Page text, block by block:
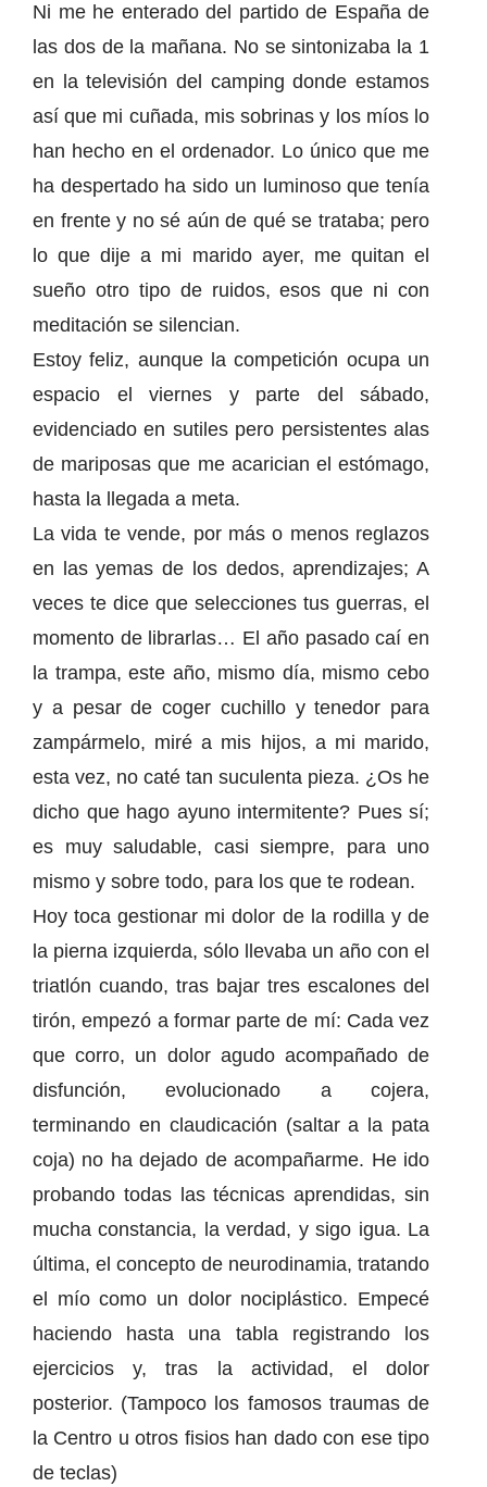
Ni me he enterado del partido de España de
las dos de la mañana. No se sintonizaba la 1
en la televisión del camping donde estamos
así que mi cuñada, mis sobrinas y los míos lo
han hecho en el ordenador. Lo único que me
ha despertado ha sido un luminoso que tenía
en frente y no sé aún de qué se trataba; pero
lo que dije a mi marido ayer, me quitan el
sueño otro tipo de ruidos, esos que ni con
meditación se silencian.
Estoy feliz, aunque la competición ocupa un
espacio el viernes y parte del sábado,
evidenciado en sutiles pero persistentes alas
de mariposas que me acarician el estómago,
hasta la llegada a meta.
La vida te vende, por más o menos reglazos
en las yemas de los dedos, aprendizajes; A
veces te dice que selecciones tus guerras, el
momento de librarlas… El año pasado caí en
la trampa, este año, mismo día, mismo cebo
y a pesar de coger cuchillo y tenedor para
zampármelo, miré a mis hijos, a mi marido,
esta vez, no caté tan suculenta pieza. ¿Os he
dicho que hago ayuno intermitente? Pues sí;
es muy saludable, casi siempre, para uno
mismo y sobre todo, para los que te rodean.
Hoy toca gestionar mi dolor de la rodilla y de
la pierna izquierda, sólo llevaba un año con el
triatlón cuando, tras bajar tres escalones del
tirón, empezó a formar parte de mí: Cada vez
que corro, un dolor agudo acompañado de
disfunción, evolucionado a cojera,
terminando en claudicación (saltar a la pata
coja) no ha dejado de acompañarme. He ido
probando todas las técnicas aprendidas, sin
mucha constancia, la verdad, y sigo igua. La
última, el concepto de neurodinamia, tratando
el mío como un dolor nociplástico. Empecé
haciendo hasta una tabla registrando los
ejercicios y, tras la actividad, el dolor
posterior. (Tampoco los famosos traumas de
la Centro u otros fisios han dado con ese tipo
de teclas)